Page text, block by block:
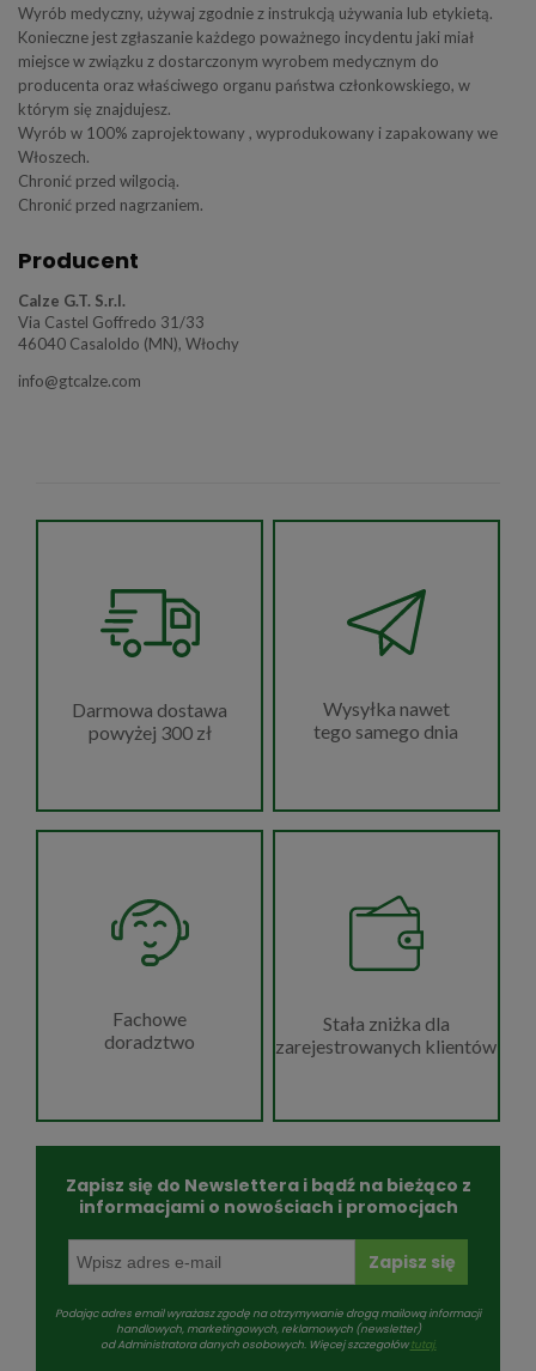
Wyrób medyczny, używaj zgodnie z instrukcją używania lub etykietą.
Konieczne jest zgłaszanie każdego poważnego incydentu jaki miał
miejsce w związku z dostarczonym wyrobem medycznym do
producenta oraz właściwego organu państwa członkowskiego, w
którym się znajdujesz.
Wyrób w 100% zaprojektowany , wyprodukowany i zapakowany we
Włoszech.
Chronić przed wilgocią.
Chronić przed nagrzaniem.
Producent
Calze G.T. S.r.l.
Via Castel Goffredo 31/33
46040 Casaloldo (MN), Włochy
info@gtcalze.com
Darmowa dostawa
powyżej 300 zł
Wysyłka nawet
tego samego dnia
Fachowe
doradztwo
Stała zniżka dla
zarejestrowanych klientów
Zapisz się do Newslettera i bądź na bieżąco z
informacjami o nowościach i promocjach
Zapisz się
Podając adres email wyrażasz zgodę na otrzymywanie drogą mailową informacji
handlowych, marketingowych, reklamowych (newsletter)
od Administratora danych osobowych. Więcej szczegołówtutaj.